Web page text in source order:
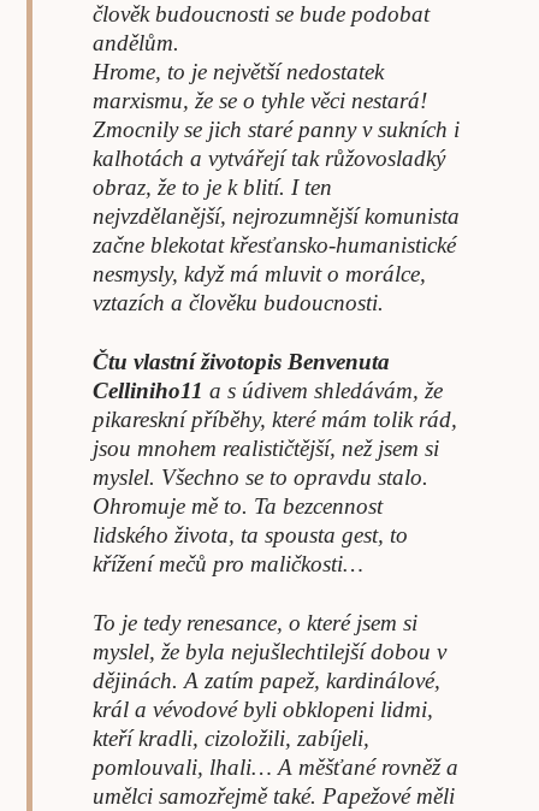
člověk budoucnosti se bude podobat
andělům.
Hrome, to je největší nedostatek
marxismu, že se o tyhle věci nestará!
Zmocnily se jich staré panny v sukních i
kalhotách a vytvářejí tak růžovosladký
obraz, že to je k blití. I ten
nejvzdělanější, nejrozumnější komunista
začne blekotat křesťansko-humanistické
nesmysly, když má mluvit o morálce,
vztazích a člověku budoucnosti.
Čtu vlastní životopis Benvenuta
Celliniho11 a s údivem shledávám, že
pikareskní příběhy, které mám tolik rád,
jsou mnohem realističtější, než jsem si
myslel. Všechno se to opravdu stalo.
Ohromuje mě to. Ta bezcennost
lidského života, ta spousta gest, to
křížení mečů pro maličkosti…
To je tedy renesance, o které jsem si
myslel, že byla nejušlechtilejší dobou v
dějinách. A zatím papež, kardinálové,
král a vévodové byli obklopeni lidmi,
kteří kradli, cizoložili, zabíjeli,
pomlouvali, lhali… A měšťané rovněž a
umělci samozřejmě také. Papežové měli